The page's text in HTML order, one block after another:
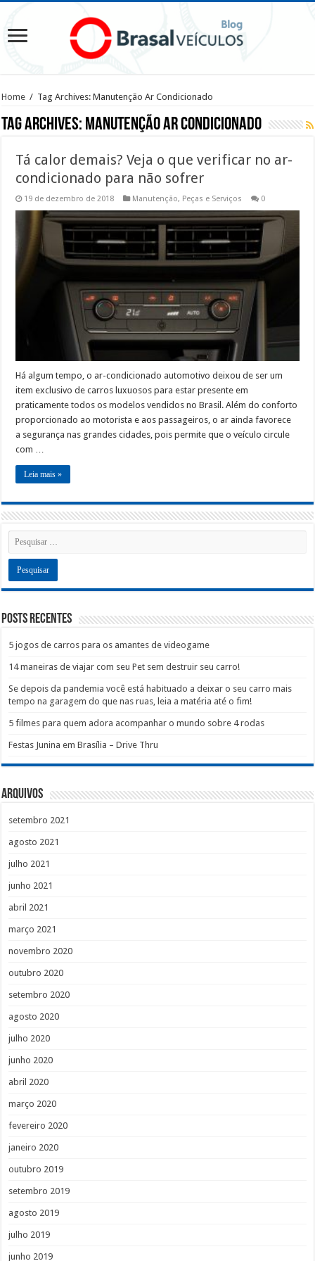
Home / Tag Archives: Manutenção Ar Condicionado
Tag Archives: Manutenção Ar Condicionado
Tá calor demais? Veja o que verificar no ar-
condicionado para não sofrer
19 de dezembro de 2018 Manutenção, Peças e Serviços 0
Há algum tempo, o ar-condicionado automotivo deixou de ser um
item exclusivo de carros luxuosos para estar presente em
praticamente todos os modelos vendidos no Brasil. Além do conforto
proporcionado ao motorista e aos passageiros, o ar ainda favorece
a segurança nas grandes cidades, pois permite que o veículo circule
com …
Leia mais »
Posts recentes
5 jogos de carros para os amantes de videogame
14 maneiras de viajar com seu Pet sem destruir seu carro!
Se depois da pandemia você está habituado a deixar o seu carro mais
tempo na garagem do que nas ruas, leia a matéria até o fim!
5 filmes para quem adora acompanhar o mundo sobre 4 rodas
Festas Junina em Brasília – Drive Thru
Arquivos
setembro 2021
agosto 2021
julho 2021
junho 2021
abril 2021
março 2021
novembro 2020
outubro 2020
setembro 2020
agosto 2020
julho 2020
junho 2020
abril 2020
março 2020
fevereiro 2020
janeiro 2020
outubro 2019
setembro 2019
agosto 2019
julho 2019
junho 2019